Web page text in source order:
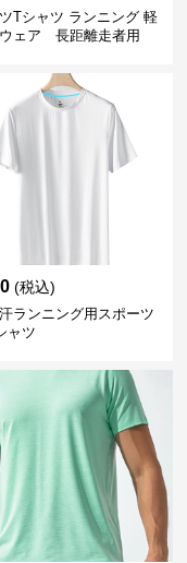
Tシャツ ランニング 軽
ェア 長距離走者用
(税込)
ランニング用スポーツ
ャツ